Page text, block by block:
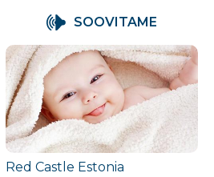
Sotsiaalmeedia Info ja
lapse viisakat ja turvalist
veebilehel -
SOOVITAME
Red Castle Estonia